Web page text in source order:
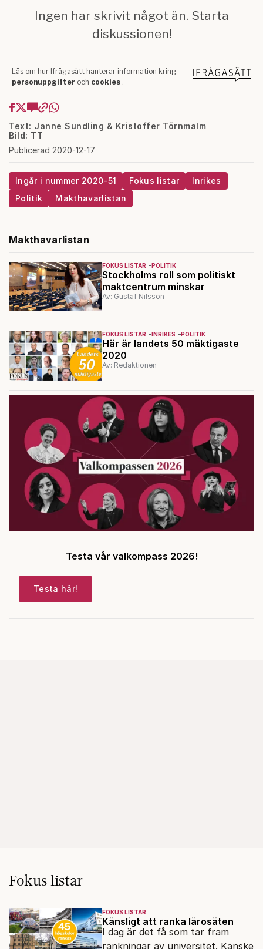
Text: Janne Sundling & Kristoffer Törnmalm
Bild: TT
Publicerad 2020-12-17
Ingår i nummer 2020-51 Fokus listar
Inrikes
Politik
Makthavarlistan
Makthavarlistan
FOKUS LISTAR POLITIK
Stockholms roll som politiskt
maktcentrum minskar
Av: Gustaf Nilsson
FOKUS LISTAR INRIKES POLITIK
Här är landets 50 mäktigaste
2020
Av: Redaktionen
Testa vår valkompass 2026!
Testa här!
Fokus listar
FOKUS LISTAR
Känsligt att ranka lärosäten
I dag är det få som tar fram
rankningar av universitet. Kanske